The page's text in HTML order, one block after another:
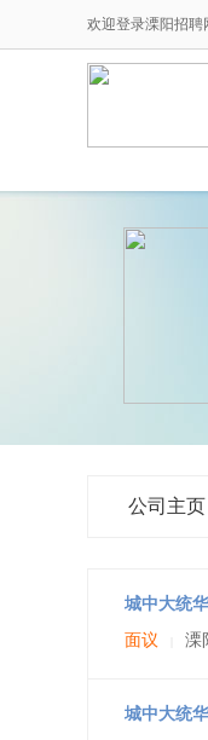
欢迎登录溧阳招聘
公司主页
城中大统
面议
溧
城中大统